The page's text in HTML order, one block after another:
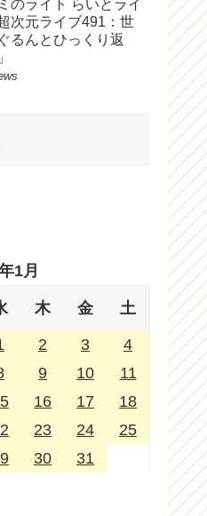
のライト らいとライ
次元ライブ491：世
るんとひっくり返
1月
木 金 土
2 3
4
9 10
11
16 17
18
23 24
25
30 31